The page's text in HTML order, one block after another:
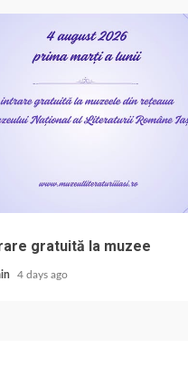
gratuită la muzee
4 days ago